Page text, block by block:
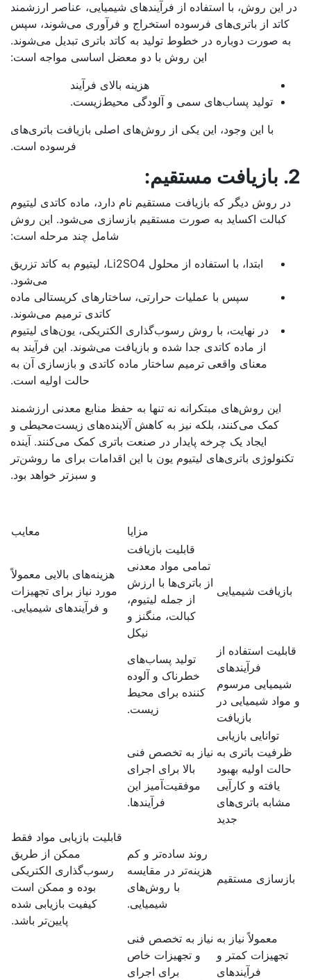
این روش، با استفاده از فرآیندهای شیمیایی، عناصر ارزشمند
کاتد از باتری‌های فرسوده استخراج و فرآوری می‌شوند، سپس
به صورت دوباره در خطوط تولید به کاتد باتری تبدیل می‌شوند.
این روش با دو معضل اساسی مواجه است:
هزینه بالای فرآیند
تولید پساب‌های سمی و آلودگی محیط‌زیست.
با این وجود، این یکی از روش‌های اصلی بازیافت باتری‌های
فرسوده است.
در روش دیگر که بازیافت مستقیم نام دارد، ماده کاتدی لیتیوم
کبالت اکساید به صورت مستقیم بازسازی می‌شود. این روش
شامل چند مرحله است:
ابتدا، با استفاده از محلول Li2SO4، لیتیوم به کاتد تزریق
می‌شود.
سپس با عملیات حرارتی، ساختارهای کریستالی ماده
کاتدی ترمیم می‌شوند.
در نهایت، با روش رسوب‌گذاری الکتریکی، یون‌های لیتیوم
از ماده کاتدی جدا شده و بازیافت می‌شوند. این فرآیند به
معنای واقعی ترمیم ساختار ماده کاتدی و بازسازی آن به
حالت اولیه است.
این روش‌های مبتکرانه نه تنها به حفظ منابع معدنی ارزشمند
کمک می‌کنند، بلکه نیز به کاهش آلاینده‌های زیست‌محیطی و
ایجاد یک چرخه پایدار در صنعت باتری کمک می‌کنند. آینده
باتری‌های لیتیوم یون با این اقدامات برای ما روشن‌تر
و سبز‌تر خواهد بود.
معایب
شیمیایی
قابلیت بازیافت
تمامی مواد معدنی
از باتری‌ها با ارزش
از جمله لیتیوم،
کبالت، منگنز و
هزینه‌های بالایی معمولاً
مورد نیاز برای تجهیزات
و فرآیندهای شیمیایی.
استفاده از
فرآیندهای
مرسوم
شیمیایی در
بازیافت
تولید پساب‌های
خطرناک و آلوده
کننده برای محیط
زیست.
توانایی بازیابی
باتری به
اولیه بهبود
یافته و کارآیی
مشابه باتری‌های
نیاز به تخصص فنی
بالا برای اجرای
موفقیت‌آمیز این
فرآیندها.
مستقیم
روند ساده‌تر و کم
هزینه‌تر در مقایسه
با روش‌های
شیمیایی.
قابلیت بازیابی مواد فقط
ممکن از طریق
رسوب‌گذاری الکتریکی
بوده و ممکن است
کیفیت بازیابی شده
پایین‌تر باشد.
معمولاً نیاز به
تجهیزات کمتر و
فرآیندهای
نیاز به تخصص فنی
و تجهیزات خاص
برای اجرای